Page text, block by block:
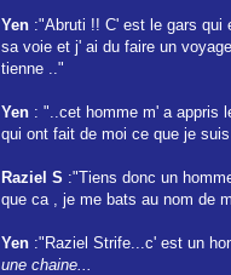
Yen :"Abruti !! C' est le gars qui
sa voie et j' ai du faire un
tienne .."
Yen : "..cet homme m' a appris
qui ont fait de moi ce que je
Raziel S :"Tiens donc un
que ca , je me bats au nom de
Yen :"Raziel Strife...c' est un
une chaine...